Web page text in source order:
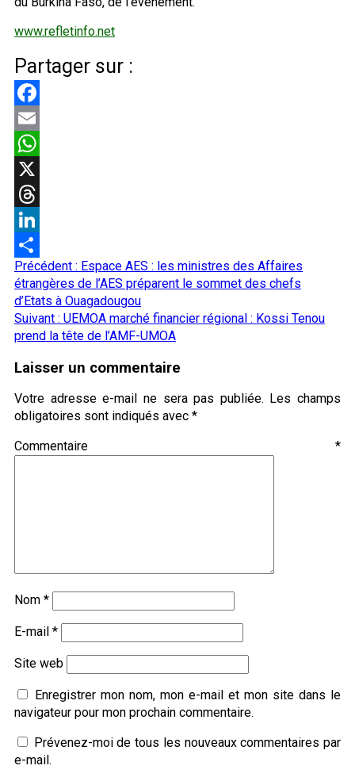
www.refletinfo.net
Partager sur :
Facebook
Email
WhatsApp
X
Threads
LinkedIn
Partager
Navigation
d’article
Précédent : Espace AES : les ministres des Affaires
étrangères de l’AES préparent le sommet des chefs
d’Etats à Ouagadougou
Suivant : UEMOA marché financier régional : Kossi Tenou
prend la tête de l’AMF-UMOA
Laisser un commentaire
Votre adresse e-mail ne sera pas publiée. Les champs
obligatoires sont indiqués avec *
Commentaire *
Nom *
E-mail *
Site web
Enregistrer mon nom, mon e-mail et mon site dans le
navigateur pour mon prochain commentaire.
Prévenez-moi de tous les nouveaux commentaires par
e-mail.